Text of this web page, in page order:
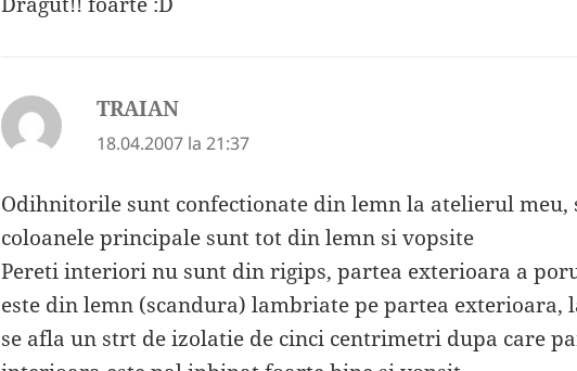
TRAIAN
18.04.2007 la 21:37
Odihnitorile sunt confectionate din lemn la atelierul meu,
coloanele principale sunt tot din lemn si vopsite
Pereti interiori nu sunt din rigips, partea exterioara a
este din lemn (scandura) lambriate pe partea exterioara,
se afla un strt de izolatie de cinci centrimetri dupa care